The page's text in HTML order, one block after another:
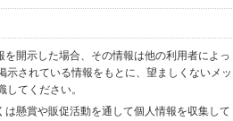
開示した場合、その情報は他の利用者によっ
されている情報をもとに、望ましくないメッ
てください。
懸賞や販促活動を通して個人情報を収集して